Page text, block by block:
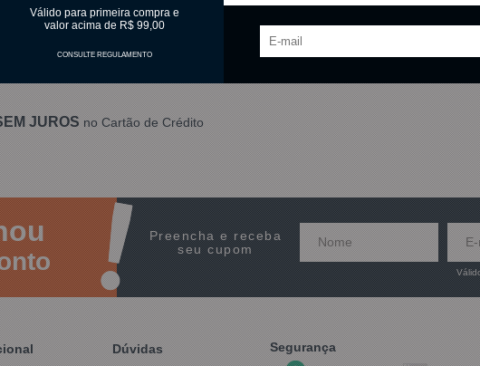
Válido para primeira compra e
valor acima de R$ 99,00
CONSULTE REGULAMENTO
Mostrando
JUROS no Cartão de Crédito
Preencha e receba
seu cupom
Dúvidas Segurança